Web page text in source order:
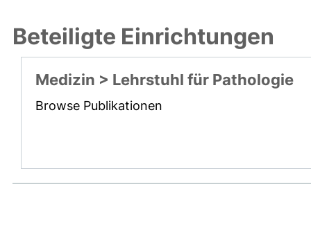
Beteiligte Einrichtungen
Medizin > Lehrstuhl für Pathologie
Browse Publikationen